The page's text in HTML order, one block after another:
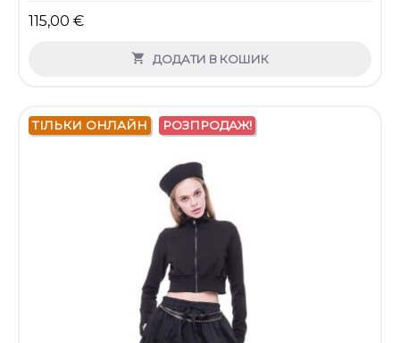
115,00 €
 ДОДАТИ В КОШИК
ТІЛЬКИ ОНЛАЙН РОЗПРОДАЖ!